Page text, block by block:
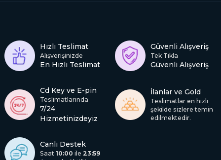
Hızlı Teslimat
Alışverişinizde
En Hızlı Teslimat
Güvenli Alışveriş
Tek Tıkla
Güvenli Alışveriş
Cd Key ve E-pin
Teslimatlarında
7/24
Hizmetinizdeyiz
İlanlar ve Gold
Teslimatlar en hızlı
şekilde sizlere temin
edilmektedir.
Canlı Destek
Saat 10:00 ile 23:59